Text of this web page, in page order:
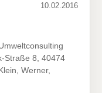
10.02.2016
Straße 8, 40474
Werner,